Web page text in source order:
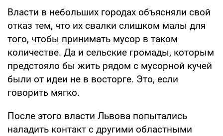
Власти в небольших городах объясняли свой
отказ тем, что их свалки слишком малы для
того, чтобы принимать мусор в таком
количестве. Да и сельские громады, которым
предстояло бы жить рядом с мусорной кучей
были от идеи не в восторге. Это, если
говорить мягко.
После этого власти Львова попытались
наладить контакт с другими областными